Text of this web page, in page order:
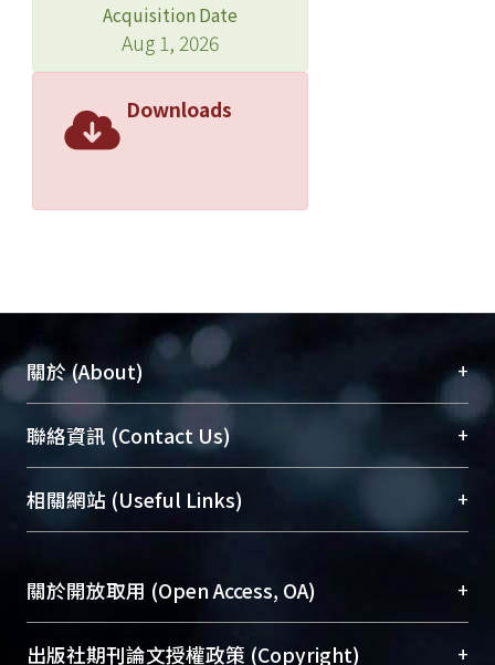
Acquisition Date
Aug 1, 2026
Downloads
關於 (About) +
臺大位居世界頂尖大學之列，為永久珍藏及向國際
展現本校豐碩的研究成果及學術能量，圖書館整合
機構典藏（NTUR）與學術庫（AH）不同功能平
台，成為臺大學術典藏NTU scholars。期能整合研
究能量、促進交流合作、保存學術產出、推廣研究
成果。
To permanently archive and promote researcher
profiles and scholarly works, Library integrates the
聯絡資訊 (Contact Us) +
總館學科館員(Main Library)
醫學圖書館學科館員(Medical Library)
Sciences Library)
相關網站 (Useful Links) +
關於開放取用 (Open Access, OA) +
開放取用是從使用者角度提升資訊取用性的社會運
出版社期刊論文授權政策 (Copyright) +